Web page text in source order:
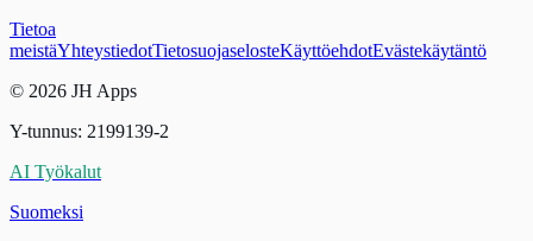
Tietoa
meistäYhteystiedotTietosuojaselosteKäyttöehdotEvästekäytäntö
© 2026 JH Apps
Y-tunnus: 2199139-2
AI Työkalut
Suomeksi